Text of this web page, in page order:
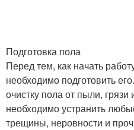
Подготовка пола
Перед тем, как начать
необходимо подготовить
очистку пола от пыли, грязи
необходимо устранить
трещины, неровности и